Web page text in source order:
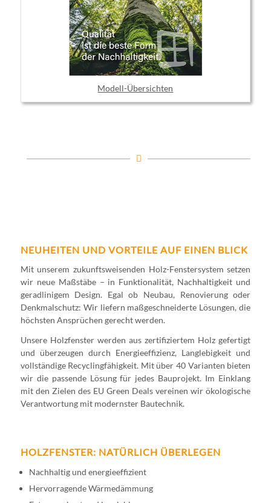
Modell-Übersichten
NEUHEITEN UND VORTEILE AUF EINEN BLICK
Mit unserem zukunftsweisenden Holz-Fenstersystem setzen
wir neue Maßstäbe – in Funktionalität, Nachhaltigkeit und
geradlinigem Design. Egal ob Neubau, Renovierung oder
Denkmalschutz: Wir liefern maßgeschneiderte Lösungen, die
höchsten Ansprüchen gerecht werden.
Unsere Holzfenster werden aus zertifiziertem Holz gefertigt
und überzeugen durch Energieeffizienz, Langlebigkeit und
vollständige Recyclingfähigkeit. Mit über 40 Varianten bieten
wir die passende Lösung für jedes Bauprojekt. Im Einklang
mit den Zielen des EU Green Deals vereinen wir ökologische
Verantwortung mit modernster Bautechnik.
HOLZFENSTER: NATÜRLICH ÜBERLEGEN
Nachhaltig und energieeffizient
Hervorragende Wärmedämmung